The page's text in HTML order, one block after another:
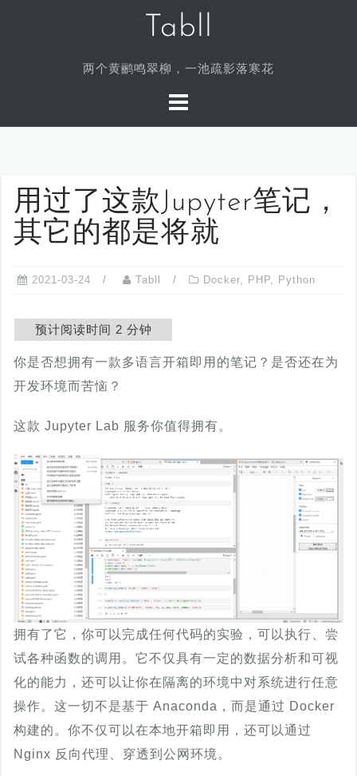
Tabll
两个黄鹂鸣翠柳，一池疏影落寒花
用过了这款Jupyter笔记，
其它的都是将就
2021-03-24 Tabll Docker, PHP, Python
你是否想拥有一款多语言开箱即用的笔记？是否还在为
开发环境而苦恼？
这款 Jupyter Lab 服务你值得拥有。
拥有了它，你可以完成任何代码的实验，可以执行、尝
试各种函数的调用。它不仅具有一定的数据分析和可视
化的能力，还可以让你在隔离的环境中对系统进行任意
操作。这一切不是基于 Anaconda，而是通过 Docker
构建的。你不仅可以在本地开箱即用，还可以通过
Nginx 反向代理、穿透到公网环境。